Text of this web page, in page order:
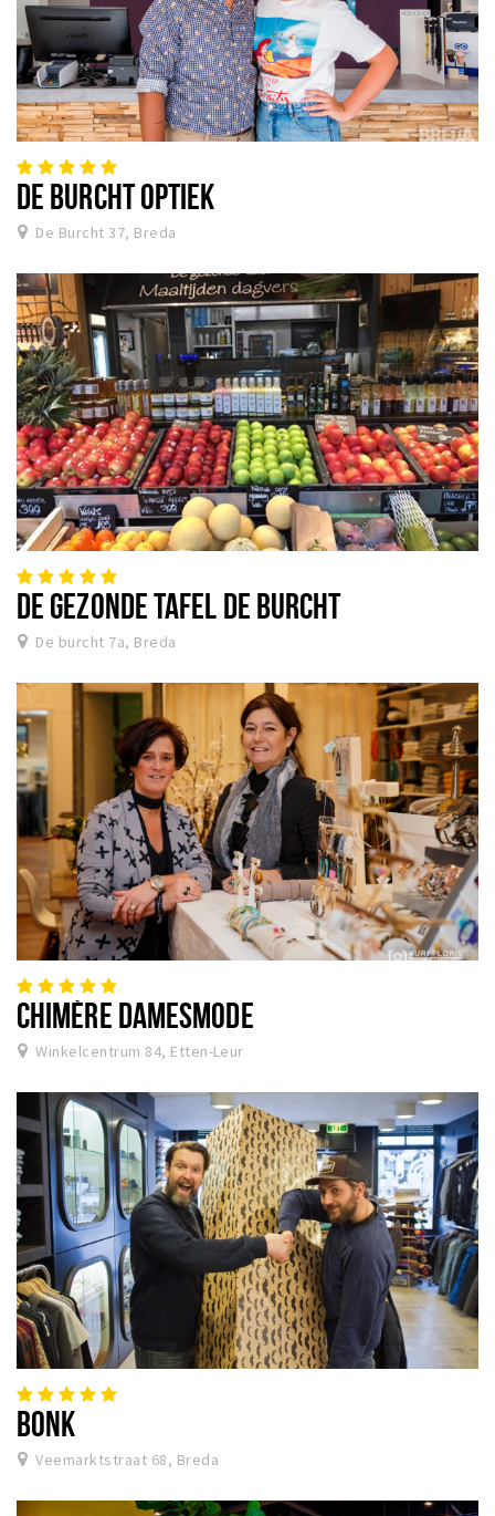
DE BURCHT OPTIEK
De Burcht 37, Breda
DE GEZONDE TAFEL DE BURCHT
De burcht 7a, Breda
CHIMÈRE DAMESMODE
Winkelcentrum 84, Etten-Leur
BONK
Veemarktstraat 68, Breda